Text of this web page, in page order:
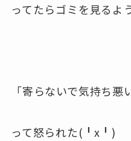
ってたらゴミを見るよ
「寄らないで気持ち悪
って怒られた(╹x╹)